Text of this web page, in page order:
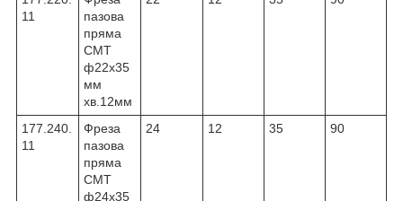
11
пазова
пряма
CMT
ф22х35
мм
хв.12мм
177.240.
11
Фреза
пазова
пряма
CMT
ф24х35
24 12 35 90